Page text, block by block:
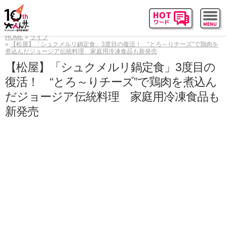
HOME
ライフ
【松屋】「シュクメルリ鍋定食」3度目の復活！ “とろ～りチーズ”で鶏肉を
煮込んだジョージア伝統料理 家庭用冷凍食品も新発売
【松屋】「シュクメルリ鍋定食」3度目の
復活！ “とろ～りチーズ”で鶏肉を煮込ん
だジョージア伝統料理 家庭用冷凍食品も
新発売